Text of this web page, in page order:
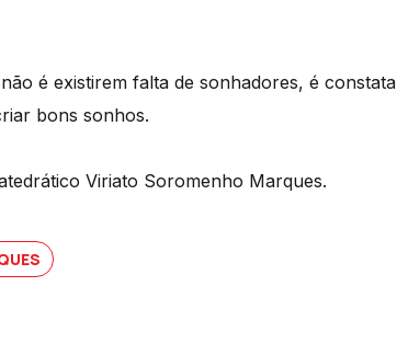
é existirem falta de sonhadores, é
bons sonhos.
Viriato Soromenho Marques.